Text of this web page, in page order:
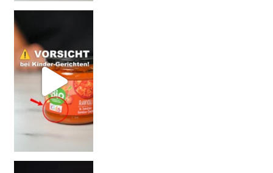
= BESSER?
Falsch gedacht!
W